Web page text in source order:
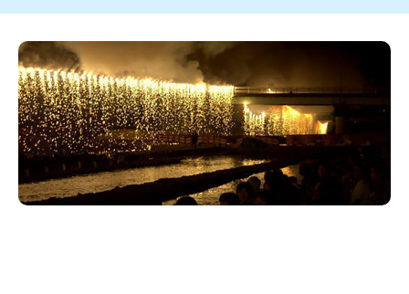
新潟市中央区 新潟市東区 新潟市西区
新潟市北区
新潟市南区
新潟市江南区 新潟市秋葉区
新潟市西蒲区
村上・関川
新発田・聖籠
胎内・粟島
三条・加茂・田上
五泉・阿賀野・阿賀
燕・弥彦
長岡・見附
小千谷・十日町・津南
魚沼・南魚沼・湯沢
ご当地グルメ 食べ歩き テイクアウト
季節・期間限定
カフェ
居酒屋・バー 焼肉
パスタ
パン・ベーカリー
タレカツ・豚カツ
デカ盛り・大盛り
旨辛・激辛
定食・町定食 海鮮・鮨
そば・うどん
日本酒・新潟清酒
ワイン・クラフトビール
酒月
セミナー・講演会 子ども向け 花火大会
入場無料
住宅展示場
完成見学会 学生スポーツ アルビレックス
観光スポット
温泉・入浴 ホテル
リラクゼーション・整体
スキー場
リユース・買取
病院・クリニック
イオンモール
ラブラ万代・ラブラ2
ビルボードプレイスBP
新潟伊勢丹
ピア万代
リバーサイド千秋
パティオPATIO
開店まとめ
閉店まとめ 人気記事まとめ
定食まとめ
ラーメンまとめ
飲食店まとめ
インテリア・雑貨
外食・テイクアウト
新車・中古車・カー用品
旅行・レジャー
家電・携帯電話
冠婚葬祭
習い事・塾 通販・EC イベント
求人
官公庁・自治体
新潟市 チラシ
長岡・見附 チラシ
上越・妙高・糸魚川 チラシ
注目 チラシ
週末セール
火曜セール
オープン・リニューアルセール